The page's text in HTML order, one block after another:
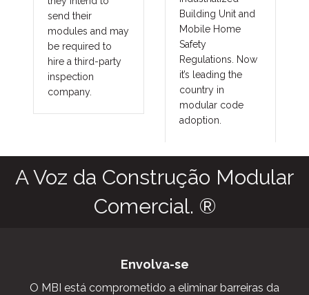
and may
a third-party
Building Unit and
Mobile Home
Regulations. Now
modular code
as
prevailing
commercial
storage
grow houses,
A Voz da Construção Modular